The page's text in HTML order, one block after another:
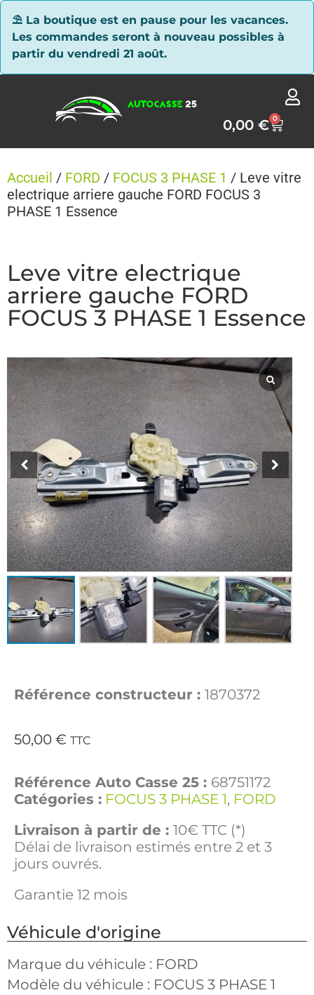
⛱ La boutique est en pause pour les vacances.
Les commandes seront à nouveau possibles à
partir du vendredi 21 août.
0,00€ 0
Accueil / FORD / FOCUS 3 PHASE 1 / Leve vitre
electrique arriere gauche FORD FOCUS 3
PHASE 1 Essence
Leve vitre electrique
arriere gauche FORD
FOCUS 3 PHASE 1 Essence
Référence constructeur : 1870372
50,00 € TTC
Référence Auto Casse 25 : 68751172
Catégories : FOCUS 3 PHASE 1, FORD
Livraison à partir de : 10€ TTC (*)
Délai de livraison estimés entre 2 et 3
jours ouvrés.
Garantie 12 mois
Véhicule d'origine
Marque du véhicule : FORD
Modèle du véhicule : FOCUS 3 PHASE 1
Panneau de gestion des cookies